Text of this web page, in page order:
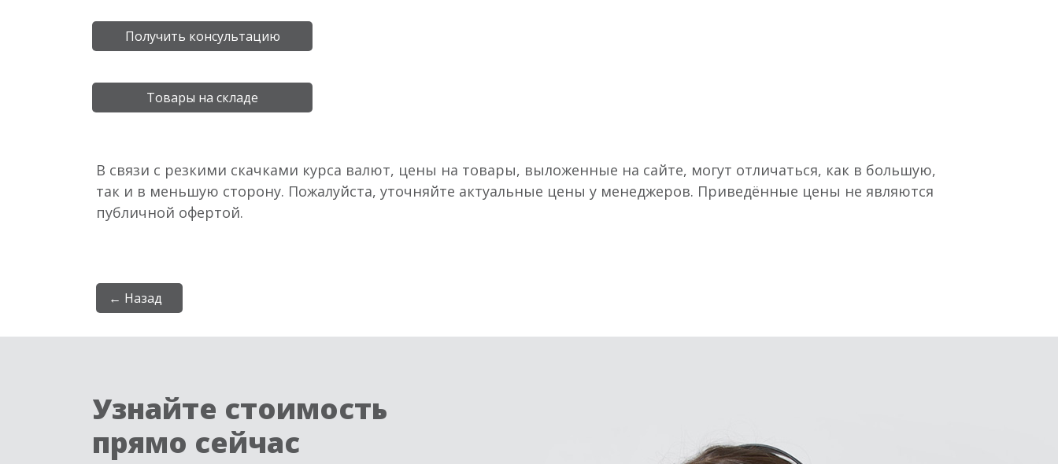
Получить консультацию
Товары на складе
В связи с резкими скачками курса валют, цены на товары, выложенные на сайте, могут отличаться, как в большую,
так и в меньшую сторону. Пожалуйста, уточняйте актуальные цены у менеджеров. Приведённые цены не являются
публичной офертой.
← Назад
Узнайте стоимость
прямо сейчас